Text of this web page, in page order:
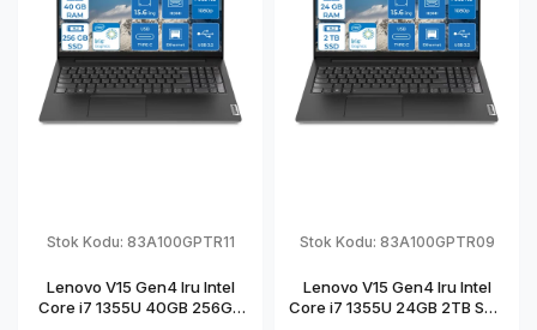
Stok Kodu: 83A100GPTR11
Lenovo V15 Gen4 Iru Intel
Core i7 1355U 40GB 256GB
Stok Kodu: 83A100GPTR09
Lenovo V15 Gen4 Iru Intel
Core i7 1355U 24GB 2TB SSD